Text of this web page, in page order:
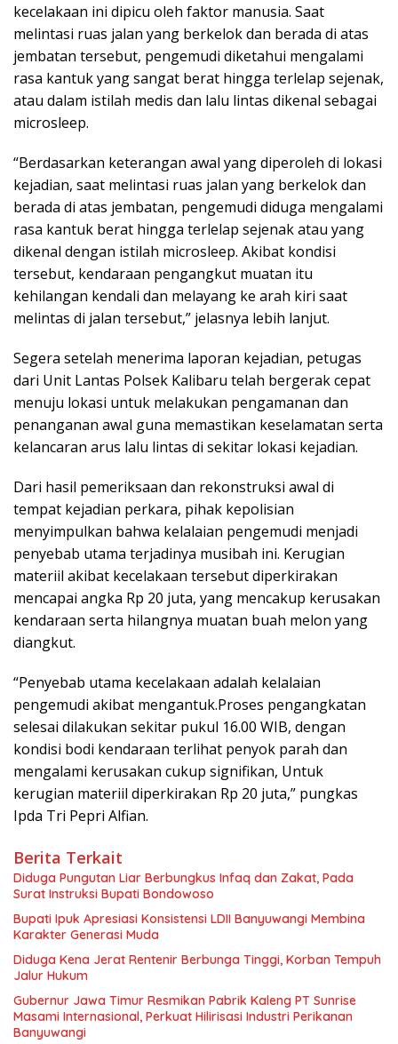
kecelakaan ini dipicu oleh faktor manusia. Saat
melintasi ruas jalan yang berkelok dan berada di atas
jembatan tersebut, pengemudi diketahui mengalami
rasa kantuk yang sangat berat hingga terlelap sejenak,
atau dalam istilah medis dan lalu lintas dikenal sebagai
microsleep.
“Berdasarkan keterangan awal yang diperoleh di lokasi
kejadian, saat melintasi ruas jalan yang berkelok dan
berada di atas jembatan, pengemudi diduga mengalami
rasa kantuk berat hingga terlelap sejenak atau yang
dikenal dengan istilah microsleep. Akibat kondisi
tersebut, kendaraan pengangkut muatan itu
kehilangan kendali dan melayang ke arah kiri saat
melintas di jalan tersebut,” jelasnya lebih lanjut.
Segera setelah menerima laporan kejadian, petugas
dari Unit Lantas Polsek Kalibaru telah bergerak cepat
menuju lokasi untuk melakukan pengamanan dan
penanganan awal guna memastikan keselamatan serta
kelancaran arus lalu lintas di sekitar lokasi kejadian.
Dari hasil pemeriksaan dan rekonstruksi awal di
tempat kejadian perkara, pihak kepolisian
menyimpulkan bahwa kelalaian pengemudi menjadi
penyebab utama terjadinya musibah ini. Kerugian
materiil akibat kecelakaan tersebut diperkirakan
mencapai angka Rp 20 juta, yang mencakup kerusakan
kendaraan serta hilangnya muatan buah melon yang
diangkut.
“Penyebab utama kecelakaan adalah kelalaian
pengemudi akibat mengantuk.Proses pengangkatan
selesai dilakukan sekitar pukul 16.00 WIB, dengan
kondisi bodi kendaraan terlihat penyok parah dan
mengalami kerusakan cukup signifikan, Untuk
kerugian materiil diperkirakan Rp 20 juta,” pungkas
Ipda Tri Pepri Alfian.
Berita Terkait
Diduga Pungutan Liar Berbungkus Infaq dan Zakat, Pada
Surat Instruksi Bupati Bondowoso
Bupati Ipuk Apresiasi Konsistensi LDII Banyuwangi Membina
Karakter Generasi Muda
Diduga Kena Jerat Rentenir Berbunga Tinggi, Korban Tempuh
Jalur Hukum
Gubernur Jawa Timur Resmikan Pabrik Kaleng PT Sunrise
Masami Internasional, Perkuat Hilirisasi Industri Perikanan
Banyuwangi